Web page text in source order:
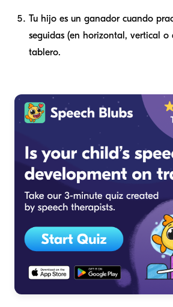
Tu hijo es un ganador cuando
seguidas (en horizontal, vertical
tablero.